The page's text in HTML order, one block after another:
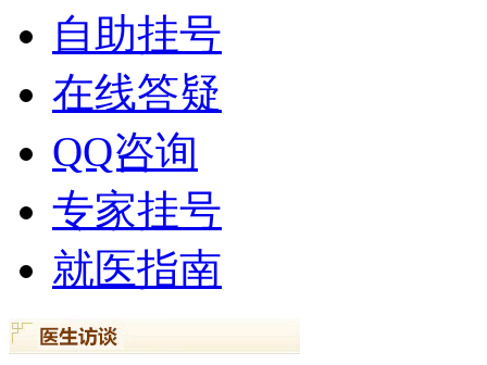
自助挂号
在线答疑
QQ咨询
专家挂号
就医指南